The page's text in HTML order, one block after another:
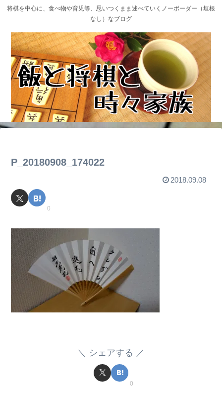
将棋を中心に、食べ物や育児等、思いつくまま述べていくノーボーダー（垣根
なし）なブログ
P_20180908_174022
2018.09.08
0
シェアする
0